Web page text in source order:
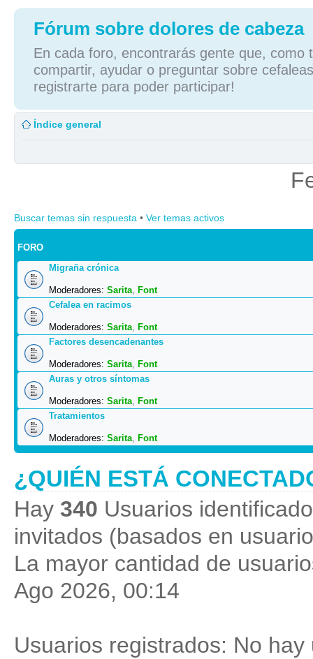
Fórum sobre dolores de cabeza
En cada foro, encontrarás gente que, como
compartir, ayudar o preguntar sobre
registrarte para poder participar!
Índice general
Buscar temas sin respuesta • Ver temas activos
FORO
Migraña crónica
Moderadores: Sarita, Font
Cefalea en racimos
Moderadores: Sarita, Font
Factores desencadenantes
Moderadores: Sarita, Font
Auras y otros síntomas
Moderadores: Sarita, Font
Tratamientos
Moderadores: Sarita, Font
¿QUIÉN ESTÁ
Hay 340 Usuarios
invitados (basados en
La mayor cantidad de
Ago 2026, 00:14
Usuarios registrados: No